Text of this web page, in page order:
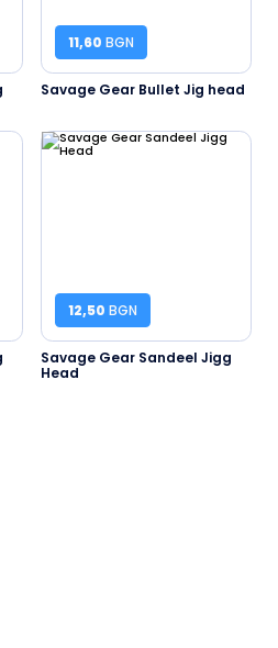
11,60 BGN
Savage Gear Bullet Jig head
12,50 BGN
Savage Gear Sandeel Jigg
Head